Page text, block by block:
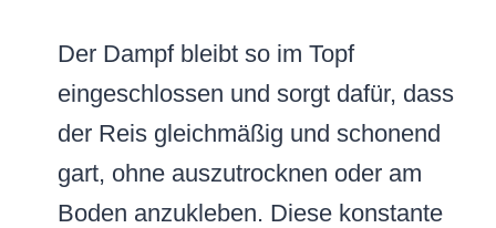
Der Dampf bleibt so im Topf
eingeschlossen und sorgt dafür, dass
der Reis gleichmäßig und schonend
gart, ohne auszutrocknen oder am
Boden anzukleben. Diese konstante